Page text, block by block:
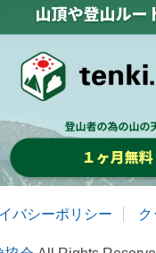
バシーポリシー